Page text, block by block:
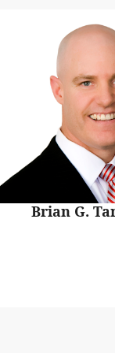
Brian G.